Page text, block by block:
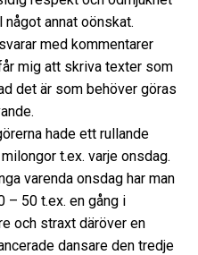
annat oönskat.
med kommentarer
mig att skriva texter som
det är som behöver göras
hade ett rullande
t.ex. varje onsdag.
varenda onsdag har man
– 50 t.ex. en gång i
och straxt däröver en
dansare den tredje